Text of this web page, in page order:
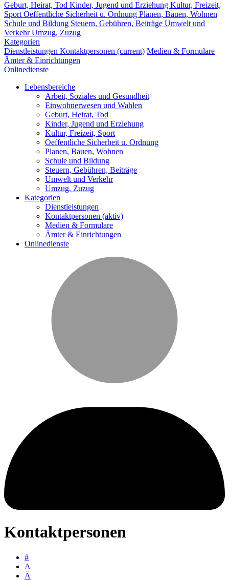
Geburt, Heirat, Tod Kinder, Jugend und Erziehung Kultur, Freizeit,
Sport Oeffentliche Sicherheit u. Ordnung Planen, Bauen, Wohnen
Schule und Bildung Steuern, Gebühren, Beiträge Umwelt und
VerkehrUmzug, Zuzug
Kategorien
Dienstleistungen Kontaktpersonen (current) Medien & Formulare
Ämter & Einrichtungen
Onlinedienste
Lebensbereiche
Arbeit, Soziales und Gesundheit
Einwohnerwesen und Wahlen
Geburt, Heirat, Tod
Kinder, Jugend und Erziehung
Kultur, Freizeit, Sport
Oeffentliche Sicherheit u. Ordnung
Planen, Bauen, Wohnen
Schule und Bildung
Steuern, Gebühren, Beiträge
Umwelt und Verkehr
Umzug, Zuzug
Kategorien
Dienstleistungen
Kontaktpersonen (aktiv)
Medien & Formulare
Ämter & Einrichtungen
Onlinedienste
Kontaktpersonen
#
A
Ä